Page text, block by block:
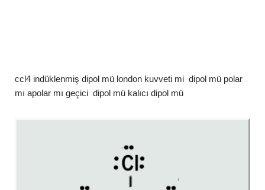
ccl4 indüklenmiş dipol mü london kuvveti mi dipol mü polar
mı apolar mı geçici dipol mü kalıcı dipol mü